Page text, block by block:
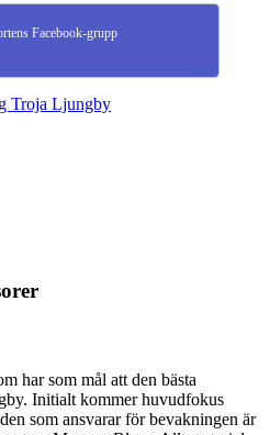
Facebook-grupp
Troja Ljungby
har som mål att den bästa
Initialt kommer huvudfokus
som ansvarar för bevakningen är